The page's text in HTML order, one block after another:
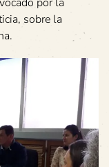
sobre la